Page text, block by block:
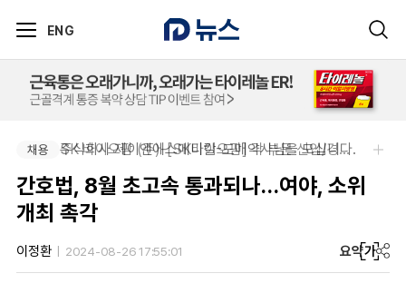
ENG
채용 주식회사 제이앤에스메디칼-도매약사님을 모십니다.
채용 SK 바이오팜 (주)-[SK바이오팜] 각 부문 신입/경력 구성원 영입
간호법, 8월 초고속 통과되나…여야, 소위
개최 촉각
이정환 2024-08-26 17:55:01 요약가